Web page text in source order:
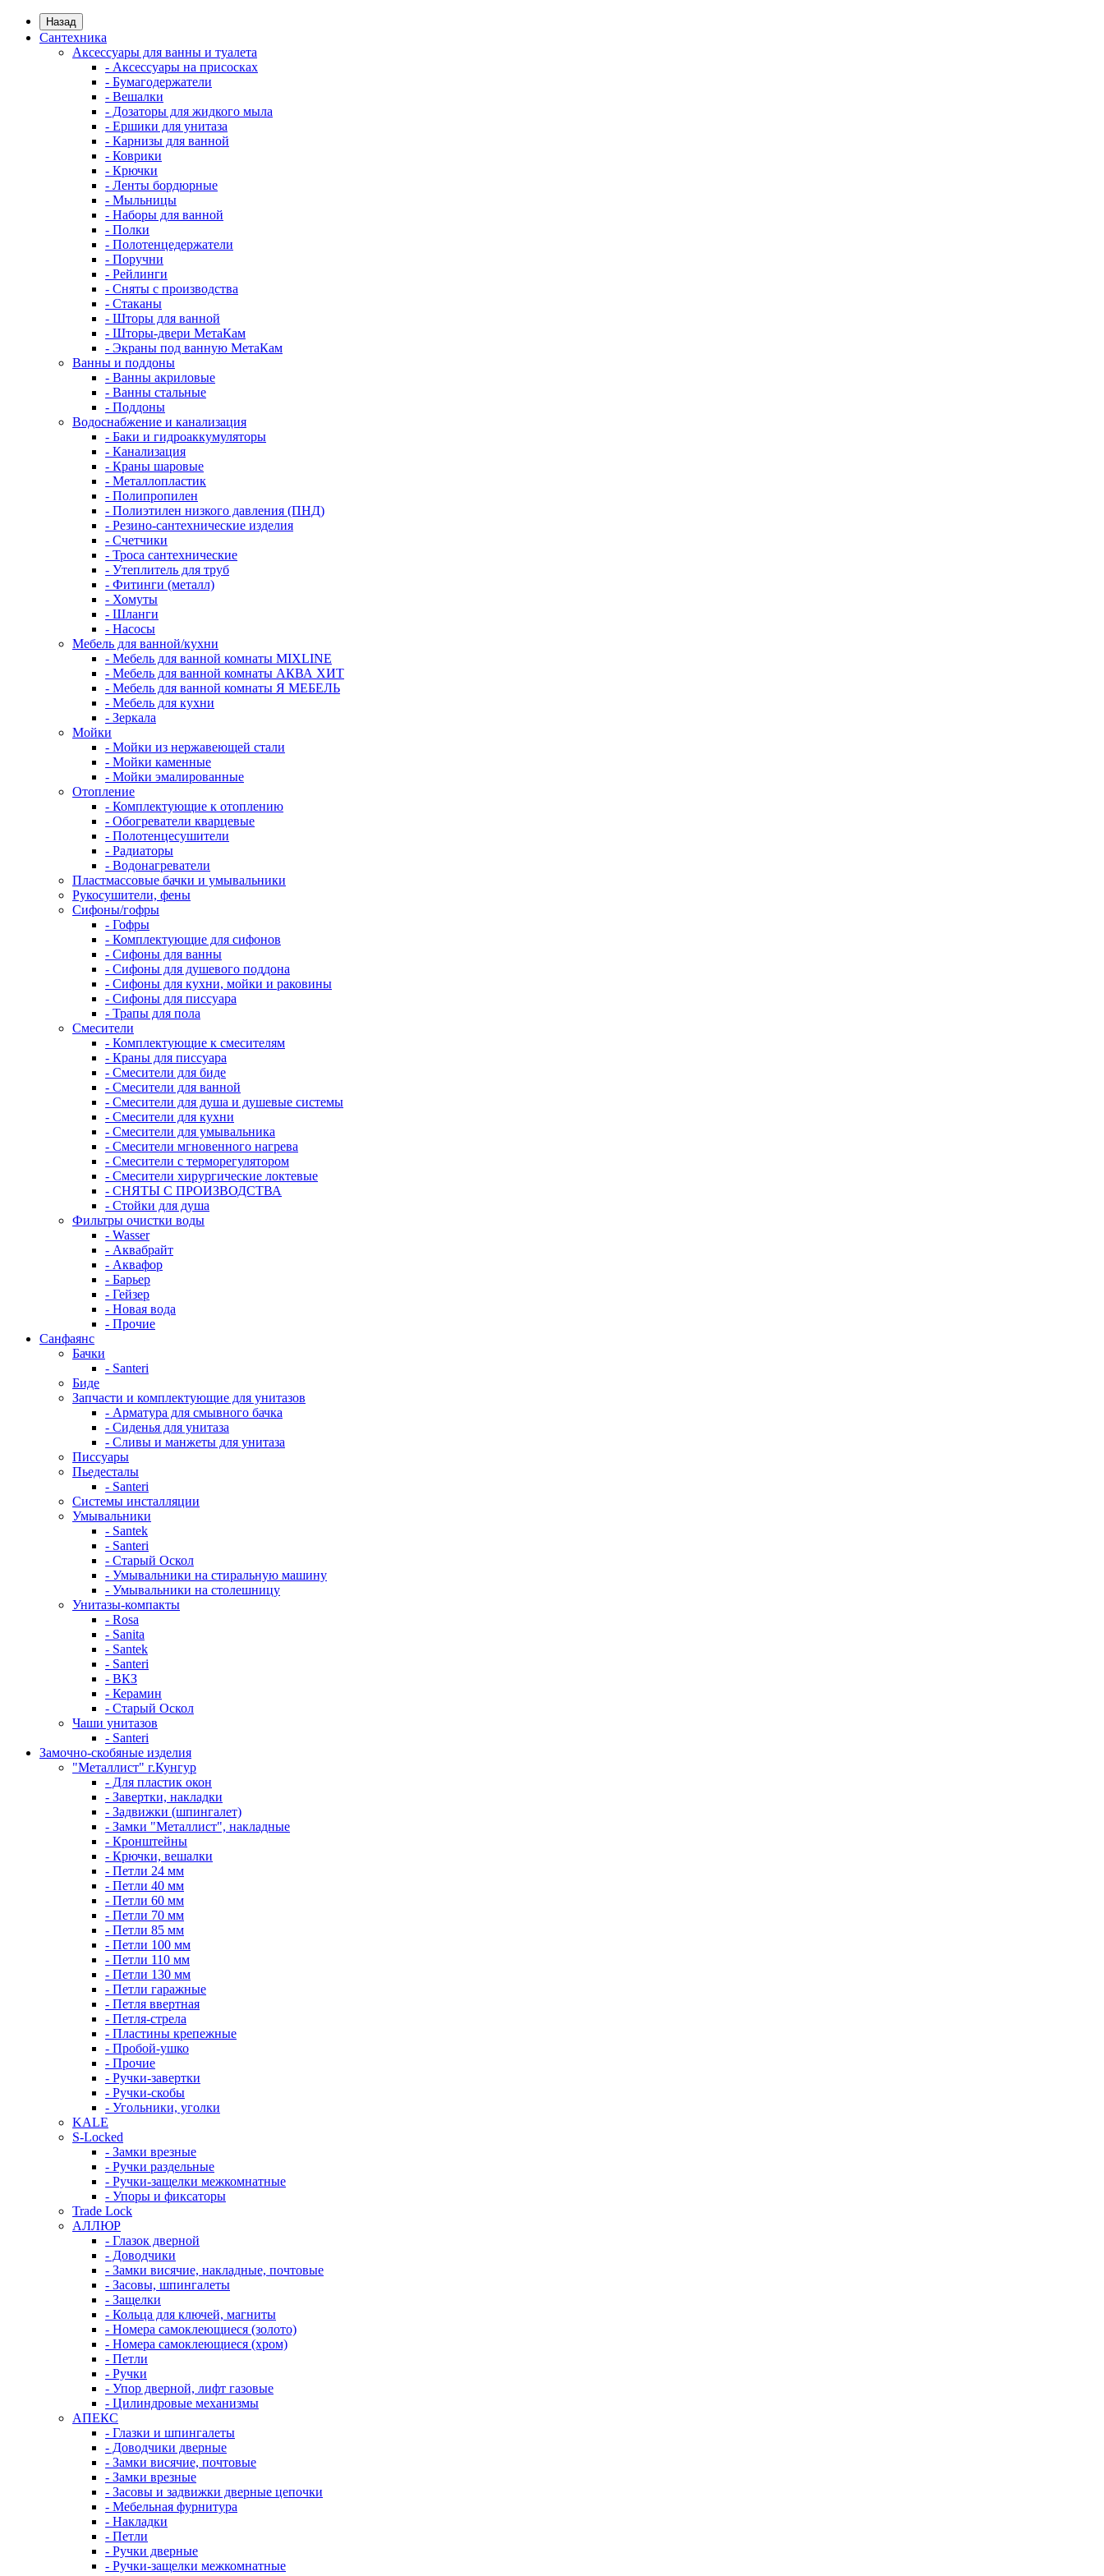
Назад
Сантехника
Аксессуары для ванны и туалета
- Аксессуары на присосках
- Бумагодержатели
- Вешалки
- Дозаторы для жидкого мыла
- Ершики для унитаза
- Карнизы для ванной
- Коврики
- Крючки
- Ленты бордюрные
- Мыльницы
- Наборы для ванной
- Полки
- Полотенцедержатели
- Поручни
- Рейлинги
- Сняты с производства
- Стаканы
- Шторы для ванной
- Шторы-двери МетаКам
- Экраны под ванную МетаКам
Ванны и поддоны
- Ванны акриловые
- Ванны стальные
- Поддоны
Водоснабжение и канализация
- Баки и гидроаккумуляторы
- Канализация
- Краны шаровые
- Металлопластик
- Полипропилен
- Полиэтилен низкого давления (ПНД)
- Резино-сантехнические изделия
- Счетчики
- Троса сантехнические
- Утеплитель для труб
- Фитинги (металл)
- Хомуты
- Шланги
- Насосы
Мебель для ванной/кухни
- Мебель для ванной комнаты MIXLINE
- Мебель для ванной комнаты АКВА ХИТ
- Мебель для ванной комнаты Я МЕБЕЛЬ
- Мебель для кухни
- Зеркала
Мойки
- Мойки из нержавеющей стали
- Мойки каменные
- Мойки эмалированные
Отопление
- Комплектующие к отоплению
- Обогреватели кварцевые
- Полотенцесушители
- Радиаторы
- Водонагреватели
Пластмассовые бачки и умывальники
Рукосушители, фены
Сифоны/гофры
- Гофры
- Комплектующие для сифонов
- Сифоны для ванны
- Сифоны для душевого поддона
- Сифоны для кухни, мойки и раковины
- Сифоны для писсуара
- Трапы для пола
Смесители
- Комплектующие к смесителям
- Краны для писсуара
- Смесители для биде
- Смесители для ванной
- Смесители для душа и душевые системы
- Смесители для кухни
- Смесители для умывальника
- Смесители мгновенного нагрева
- Смесители с терморегулятором
- Смесители хирургические локтевые
- СНЯТЫ С ПРОИЗВОДСТВА
- Стойки для душа
Фильтры очистки воды
- Wasser
- Аквабрайт
- Аквафор
- Барьер
- Гейзер
- Новая вода
- Прочие
Санфаянс
Бачки
- Santeri
Биде
Запчасти и комплектующие для унитазов
- Арматура для смывного бачка
- Сиденья для унитаза
- Сливы и манжеты для унитаза
Писсуары
Пьедесталы
- Santeri
Системы инсталляции
Умывальники
- Santek
- Santeri
- Старый Оскол
- Умывальники на стиральную машину
- Умывальники на столешницу
Унитазы-компакты
- Rosa
- Sanita
- Santek
- Santeri
- ВКЗ
- Керамин
- Старый Оскол
Чаши унитазов
- Santeri
Замочно-скобяные изделия
"Металлист" г.Кунгур
- Для пластик окон
- Завертки, накладки
- Задвижки (шпингалет)
- Замки "Металлист", накладные
- Кронштейны
- Крючки, вешалки
- Петли 24 мм
- Петли 40 мм
- Петли 60 мм
- Петли 70 мм
- Петли 85 мм
- Петли 100 мм
- Петли 110 мм
- Петли 130 мм
- Петли гаражные
- Петля ввертная
- Петля-стрела
- Пластины крепежные
- Пробой-ушко
- Прочие
- Ручки-завертки
- Ручки-скобы
- Угольники, уголки
KALE
S-Locked
- Замки врезные
- Ручки раздельные
- Ручки-защелки межкомнатные
- Упоры и фиксаторы
Trade Lock
АЛЛЮР
- Глазок дверной
- Доводчики
- Замки висячие, накладные, почтовые
- Засовы, шпингалеты
- Защелки
- Кольца для ключей, магниты
- Номера самоклеющиеся (золото)
- Номера самоклеющиеся (хром)
- Петли
- Ручки
- Упор дверной, лифт газовые
- Цилиндровые механизмы
АПЕКС
- Глазки и шпингалеты
- Доводчики дверные
- Замки висячие, почтовые
- Замки врезные
- Засовы и задвижки дверные цепочки
- Мебельная фурнитура
- Накладки
- Петли
- Ручки дверные
- Ручки-защелки межкомнатные